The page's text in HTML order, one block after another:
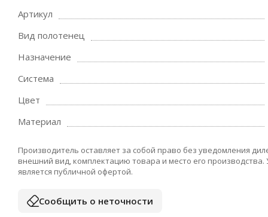
Артикул
Вид полотенец
Назначение
Система
Цвет
Материал
Производитель оставляет за собой право без уведомления
внешний вид, комплектацию товара и место его
является публичной офертой.
Сообщить о неточности